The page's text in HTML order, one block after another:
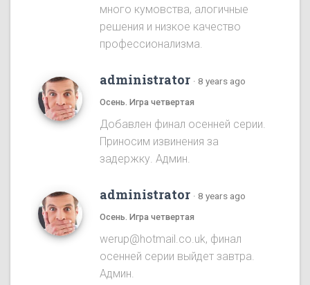
много кумовства, алогичные
решения и низкое качество
профессионализма.
administrator · 8 years ago
Осень. Игра четвертая
Добавлен финал осенней серии.
Приносим извинения за
задержку. Админ.
administrator · 8 years ago
Осень. Игра четвертая
werup@hotmail.co.uk, финал
осенней серии выйдет завтра.
Админ.